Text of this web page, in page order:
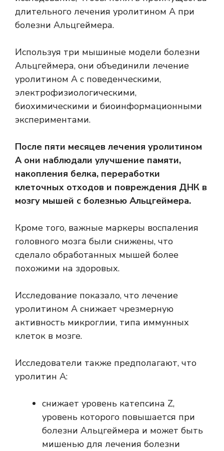
длительного лечения уролитином А при
болезни Альцгеймера.
Используя три мышиные модели болезни
Альцгеймера, они объединили лечение
уролитином А с поведенческими,
электрофизиологическими,
биохимическими и биоинформационными
экспериментами.
После пяти месяцев лечения уролитином
А они наблюдали улучшение памяти,
накопления белка, переработки
клеточных отходов и повреждения ДНК в
мозгу мышей с болезнью Альцгеймера.
Кроме того, важные маркеры воспаления
головного мозга были снижены, что
сделало обработанных мышей более
похожими на здоровых.
Исследование показало, что лечение
уролитином А снижает чрезмерную
активность микроглии, типа иммунных
клеток в мозге.
Исследователи также предполагают, что
уролитин А:
снижает уровень катепсина Z,
уровень которого повышается при
болезни Альцгеймера и может быть
мишенью для лечения болезни